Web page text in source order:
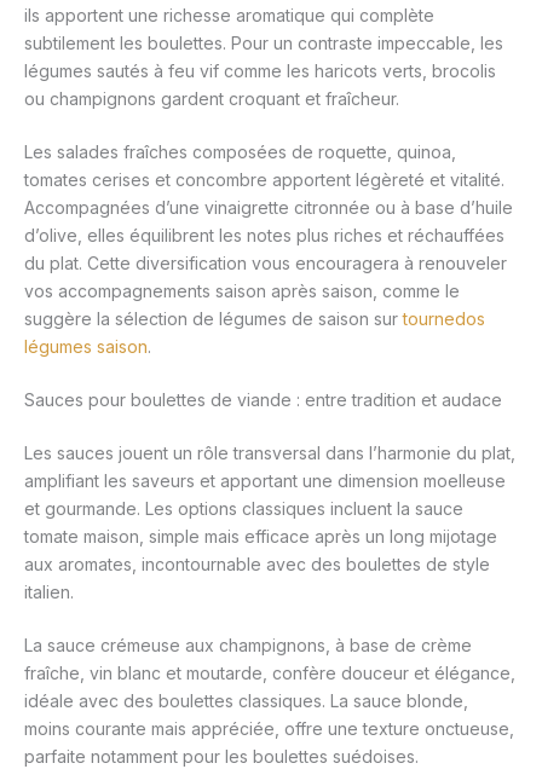
ils apportent une richesse aromatique qui complète
subtilement les boulettes. Pour un contraste impeccable, les
légumes sautés à feu vif comme les haricots verts, brocolis
ou champignons gardent croquant et fraîcheur.
Les salades fraîches composées de roquette, quinoa,
tomates cerises et concombre apportent légèreté et vitalité.
Accompagnées d’une vinaigrette citronnée ou à base d’huile
d’olive, elles équilibrent les notes plus riches et réchauffées
du plat. Cette diversification vous encouragera à renouveler
vos accompagnements saison après saison, comme le
suggère la sélection de légumes de saison surtournedos
légumes saison.
Sauces pour boulettes de viande : entre tradition et audace
Les sauces jouent un rôle transversal dans l’harmonie du plat,
amplifiant les saveurs et apportant une dimension moelleuse
et gourmande. Les options classiques incluent la sauce
tomate maison, simple mais efficace après un long mijotage
aux aromates, incontournable avec des boulettes de style
italien.
La sauce crémeuse aux champignons, à base de crème
fraîche, vin blanc et moutarde, confère douceur et élégance,
idéale avec des boulettes classiques. La sauce blonde,
moins courante mais appréciée, offre une texture onctueuse,
parfaite notamment pour les boulettes suédoises.